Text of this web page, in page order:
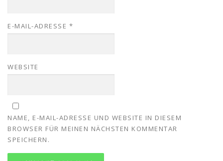
E-MAIL-ADRESSE *
WEBSITE
NAME, E-MAIL-ADRESSE UND WEBSITE IN DIESEM
BROWSER FÜR MEINEN NÄCHSTEN KOMMENTAR
SPEICHERN.